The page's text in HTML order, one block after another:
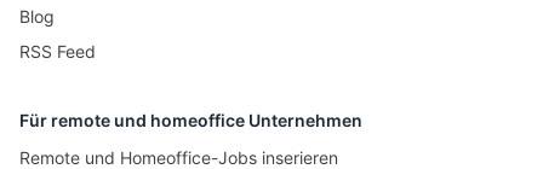
Blog
RSS Feed
Für remote und homeoffice Unternehmen
Remote und Homeoffice-Jobs inserieren